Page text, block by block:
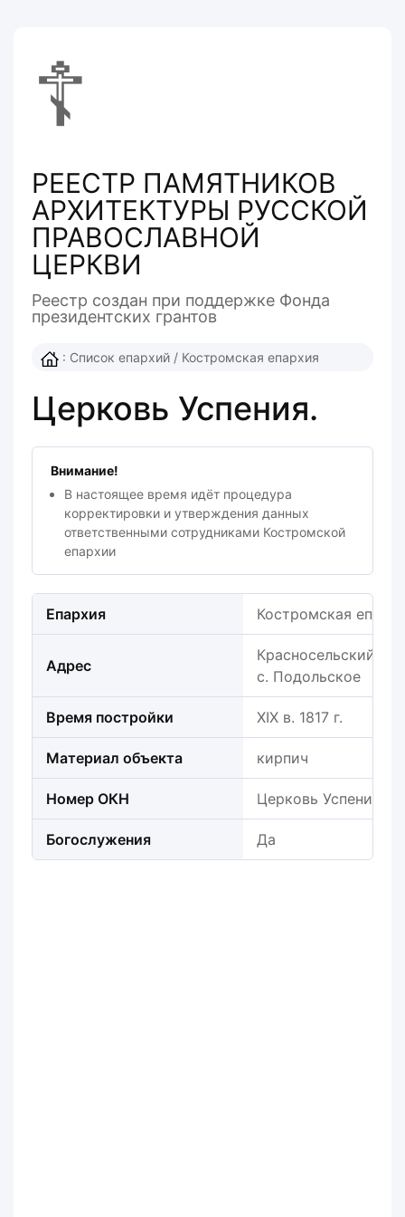
☦
РЕЕСТР ПАМЯТНИКОВ
АРХИТЕКТУРЫ РУССКОЙ
ПРАВОСЛАВНОЙ
ЦЕРКВИ
Реестр создан при поддержке Фонда
президентcких грантов
: Список епархий / Костромская епархия
Церковь Успения.
Внимание!
В настоящее время идёт процедура
корректировки и утверждения данных
ответственными сотрудниками Костромской
епархии
Епархия Костромская
Адрес
Красносельский
с. Подольское
Время постройки XIX в. 1817 г.
Материал объекта кирпич
Номер ОКН Церковь Успения.
Богослужения Да